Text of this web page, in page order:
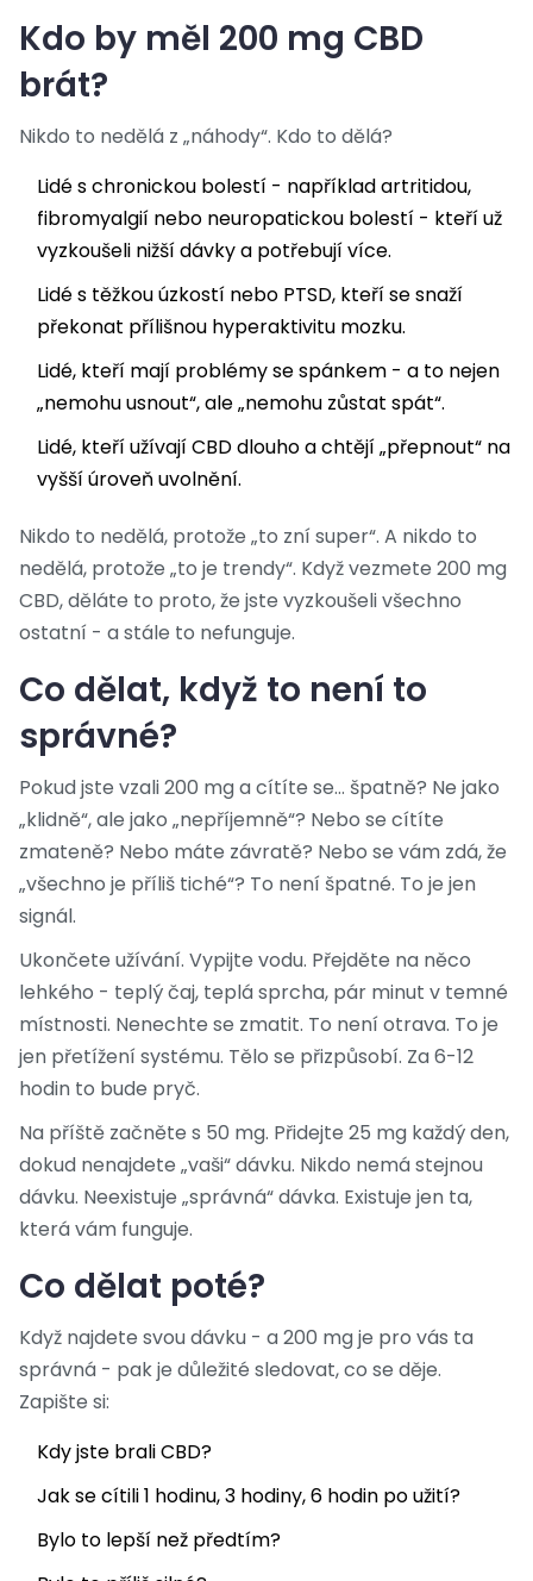
Kdo by měl 200 mg CBD
brát?
Nikdo to nedělá z „náhody“. Kdo to dělá?
Lidé s chronickou bolestí - například artritidou,
fibromyalgií nebo neuropatickou bolestí - kteří už
vyzkoušeli nižší dávky a potřebují více.
Lidé s těžkou úzkostí nebo PTSD, kteří se snaží
překonat přílišnou hyperaktivitu mozku.
Lidé, kteří mají problémy se spánkem - a to nejen
„nemohu usnout“, ale „nemohu zůstat spát“.
Lidé, kteří užívají CBD dlouho a chtějí „přepnout“ na
vyšší úroveň uvolnění.
Nikdo to nedělá, protože „to zní super“. A nikdo to
nedělá, protože „to je trendy“. Když vezmete 200 mg
CBD, děláte to proto, že jste vyzkoušeli všechno
ostatní - a stále to nefunguje.
Co dělat, když to není to
správné?
Pokud jste vzali 200 mg a cítíte se… špatně? Ne jako
„klidně“, ale jako „nepříjemně“? Nebo se cítíte
zmateně? Nebo máte závratě? Nebo se vám zdá, že
„všechno je příliš tiché“? To není špatné. To je jen
signál.
Ukončete užívání. Vypijte vodu. Přejděte na něco
lehkého - teplý čaj, teplá sprcha, pár minut v temné
místnosti. Nenechte se zmatit. To není otrava. To je
jen přetížení systému. Tělo se přizpůsobí. Za 6-12
hodin to bude pryč.
Na příště začněte s 50 mg. Přidejte 25 mg každý den,
dokud nenajdete „vaši“ dávku. Nikdo nemá stejnou
dávku. Neexistuje „správná“ dávka. Existuje jen ta,
která vám funguje.
Co dělat poté?
Když najdete svou dávku - a 200 mg je pro vás ta
správná - pak je důležité sledovat, co se děje.
Zapište si:
Kdy jste brali CBD?
Jak se cítili 1 hodinu, 3 hodiny, 6 hodin po užití?
Bylo to lepší než předtím?